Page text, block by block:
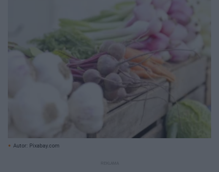
Autor: Pixabay.com